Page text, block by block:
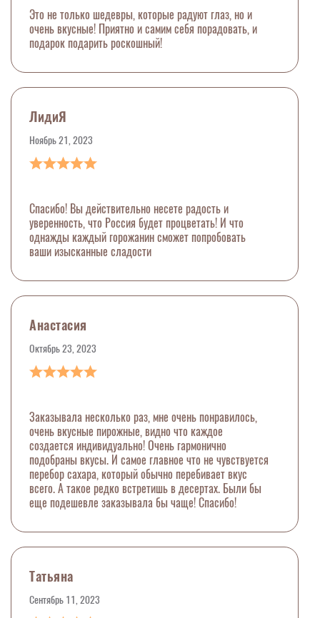
Это не только шедевры, которые радуют глаз, но и
очень вкусные! Приятно и самим себя порадовать, и
подарок подарить роскошный!
ЛидиЯ
Ноябрь 21, 2023
Спасибо! Вы действительно несете радость и
уверенность, что Россия будет процветать! И что
однажды каждый горожанин сможет попробовать
ваши изысканные сладости
Анастасия
Октябрь 23, 2023
Заказывала несколько раз, мне очень понравилось,
очень вкусные пирожные, видно что каждое
создается индивидуально! Очень гармонично
подобраны вкусы. И самое главное что не чувствуется
перебор сахара, который обычно перебивает вкус
всего. А такое редко встретишь в десертах. Были бы
еще подешевле заказывала бы чаще! Спасибо!
Татьяна
Сентябрь 11, 2023